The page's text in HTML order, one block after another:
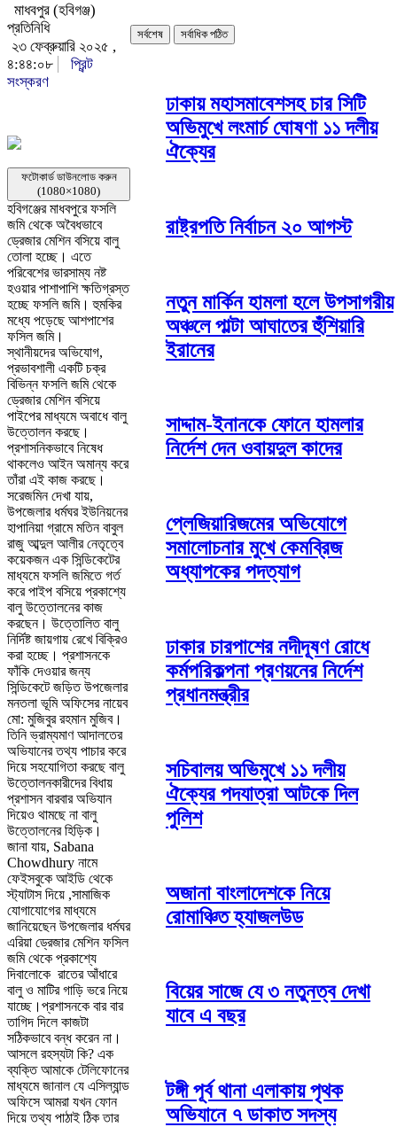
মাধবপুর (হবিগঞ্জ)
প্রতিনিধি
২৩ ফেব্রুয়ারি ২০২৫ ,
৪:৪৪:০৮
প্রিন্ট
সংস্করণ
ফটোকার্ড ডাউনলোড করুন
(1080×1080)
হবিগঞ্জের মাধবপুরে ফসলি
জমি থেকে অবৈধভাবে
ড্রেজার মেশিন বসিয়ে বালু
তোলা হচ্ছে। এতে
পরিবেশের ভারসাম্য নষ্ট
হওয়ার পাশাপাশি ক্ষতিগ্রস্ত
হচ্ছে ফসলি জমি। হুমকির
মধ্যে পড়েছে আশপাশের
ফসিল জমি।
স্থানীয়দের অভিযোগ,
প্রভাবশালী একটি চক্র
বিভিন্ন ফসলি জমি থেকে
ড্রেজার মেশিন বসিয়ে
পাইপের মাধ্যমে অবাধে বালু
উত্তোলন করছে।
প্রশাসনিকভাবে নিষেধ
থাকলেও আইন অমান্য করে
তাঁরা এই কাজ করছে।
সরেজমিন দেখা যায়,
উপজেলার ধর্মঘর ইউনিয়নের
হাপানিয়া গ্রামে মতিন বাবুল
রাজু আব্দুল আলীর নেতৃত্বে
কয়েকজন এক সিন্ডিকেটের
মাধ্যমে ফসলি জমিতে গর্ত
করে পাইপ বসিয়ে প্রকাশ্যে
বালু উত্তোলনের কাজ
করছেন। উত্তোলিত বালু
নির্দিষ্ট জায়গায় রেখে বিক্রিও
করা হচ্ছে। প্রশাসনকে
ফাঁকি দেওয়ার জন্য
সিন্ডিকেটে জড়িত উপজেলার
মনতলা ভূমি অফিসের নায়েব
মো: মুজিবুর রহমান মুজিব।
তিনি ভ্রাম্যমাণ আদালতের
অভিযানের তথ্য পাচার করে
দিয়ে সহযোগিতা করছে বালু
উত্তোলনকারীদের বিধায়
প্রশাসন বারবার অভিযান
দিয়েও থামছে না বালু
উত্তোলনের হিড়িক।
জানা যায়, Sabana
Chowdhury নামে
ফেইসবুকে আইডি থেকে
স্ট্যাটাস দিয়ে ,সামাজিক
যোগাযোগের মাধ্যমে
জানিয়েছেন উপজেলার ধর্মঘর
এরিয়া ড্রেজার মেশিন ফসিল
জমি থেকে প্রকাশ্যে
দিবালোকে রাতের আঁধারে
বালু ও মাটির গাড়ি ভরে নিয়ে
যাচ্ছে।প্রশাসনকে বার বার
তাগিদ দিলে কাজটা
সঠিকভাবে বন্ধ করেন না।
আসলে রহস্যটা কি? এক
ব্যক্তি আমাকে টেলিফোনের
মাধ্যমে জানাল যে এসিল্যান্ড
অফিসে আমরা যখন ফোন
দিয়ে তথ্য পাঠাই ঠিক তার
সর্বশেষ সর্বাধিক পঠিত
ঢাকায় মহাসমাবেশসহ চার সিটি
অভিমুখে লংমার্চ ঘোষণা ১১ দলীয়
ঐক্যের
রাষ্ট্রপতি নির্বাচন ২০ আগস্ট
নতুন মার্কিন হামলা হলে উপসাগরীয়
অঞ্চলে পাল্টা আঘাতের হুঁশিয়ারি
ইরানের
সাদ্দাম-ইনানকে ফোনে হামলার
নির্দেশ দেন ওবায়দুল কাদের
প্লেজিয়ারিজমের অভিযোগে
সমালোচনার মুখে কেমব্রিজ
অধ্যাপকের পদত্যাগ
ঢাকার চারপাশের নদীদূষণ রোধে
কর্মপরিকল্পনা প্রণয়নের নির্দেশ
প্রধানমন্ত্রীর
সচিবালয় অভিমুখে ১১ দলীয়
ঐক্যের পদযাত্রা আটকে দিল
পুলিশ
অজানা বাংলাদেশকে নিয়ে
রোমাঞ্চিত হ্যাজলউড
বিয়ের সাজে যে ৩ নতুনত্ব দেখা
যাবে এ বছর
টঙ্গী পূর্ব থানা এলাকায় পৃথক
অভিযানে ৭ ডাকাত সদস্য